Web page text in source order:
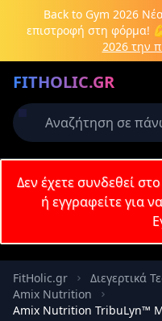
Μετάβαση στο κύριο
Back to Gym 2026Νέα
επιστροφή στη φόρμα!
2026 την
FITHOLIC.GR
Πρωτεΐνες Pre-Workout
Δεν έχετε συνδεθεί
ή εγγραφείτε για
FitHolic.gr
Διεγερτικά
Amix Nutrition
Amix Nutrition TribuLyn™
Απαιτείται
Σύνδεση
Κωδικός